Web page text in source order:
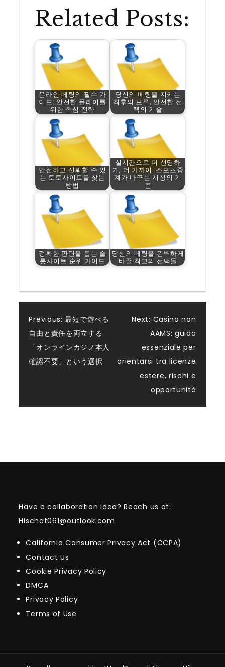
Related Posts:
온라인 베팅의 필수 가
이드: 안전한 플레이를
위한 핵심 전략
당신의 베팅을 지키는
최후의 보루, 안전한 선
택의 기술
안전하고 신뢰할 수 있
는 토토사이트를 찾는
방법
실시간으로 더 선명하
게, 더 가까이: 스포츠중
계가 바꾸는 시청의 기
준
정확한 판단을 돕는 슬
롯사이트 순위 가이드
당신의 베팅을 완벽하게
바꿀 최고의 선택들
Post
navigation
Previous: 最短で遊べる
自由と責任を両立する
「オンラインカジノ本人
確認不要」という選択
Next: Casino non
AAMS: guida
essenziale per
orientarsi tra licenze
estere, rischi e
opportunità
Have a collaboration idea? Reach us at:
Hischat061@outlook.com
California Consumer Privacy Act (CCPA)
Contact Us
Cookie Privacy Policy
DMCA
Privacy Policy
Terms of Use